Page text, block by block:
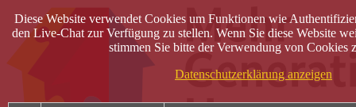
Diese Website verwendet Cookies um Funktionen wie
den Live-Chat zur Verfügung zu stellen. Wenn Sie diese Website
stimmen Sie bitte der Verwendung von Cookies
Datenschutzerklärung anzeigen